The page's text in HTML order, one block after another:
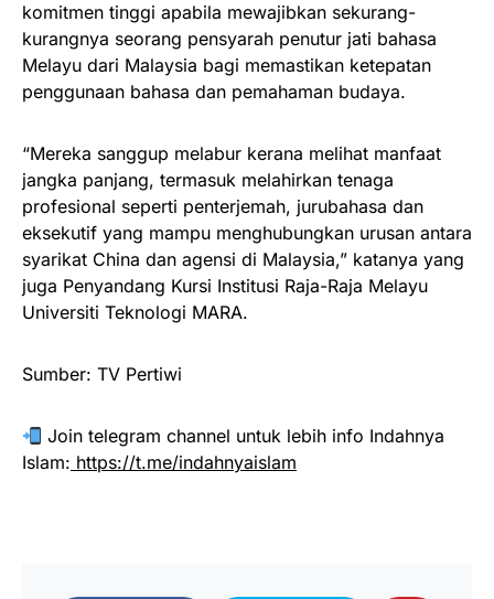
komitmen tinggi apabila mewajibkan sekurang-
kurangnya seorang pensyarah penutur jati bahasa
Melayu dari Malaysia bagi memastikan ketepatan
penggunaan bahasa dan pemahaman budaya.
“Mereka sanggup melabur kerana melihat manfaat
jangka panjang, termasuk melahirkan tenaga
profesional seperti penterjemah, jurubahasa dan
eksekutif yang mampu menghubungkan urusan antara
syarikat China dan agensi di Malaysia,” katanya yang
juga Penyandang Kursi Institusi Raja-Raja Melayu
Universiti Teknologi MARA.
Sumber: TV Pertiwi
Join telegram channel untuk lebih info Indahnya
Islam: https://t.me/indahnyaislam